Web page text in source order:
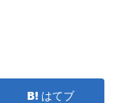
はてブ